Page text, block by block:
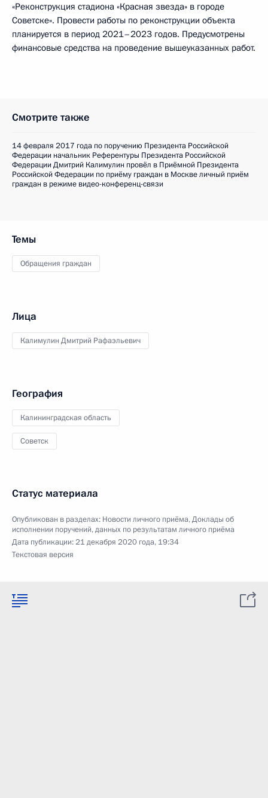
«Реконструкция стадиона «Красная звезда» в городе
Советске». Провести работы по реконструкции объекта
планируется в период 2021–2023 годов. Предусмотрены
финансовые средства на проведение вышеуказанных работ.
Смотрите также
14 февраля 2017 года по поручению Президента Российской
Федерации начальник Референтуры Президента Российской
Федерации Дмитрий Калимулин провёл в Приёмной Президента
Российской Федерации по приёму граждан в Москве личный приём
граждан в режиме видео-конференц-связи
Темы
Обращения граждан
Лица
Калимулин Дмитрий Рафаэльевич
География
Калининградская область
Советск
Статус материала
Опубликован в разделах: Новости личного приёма,Доклады об
исполнении поручений, данных по результатам личного приёма
Дата публикации:21 декабря 2020 года, 19:34
Текстовая версия